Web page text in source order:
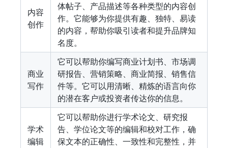
内容
创作
体帖子、产品描述等各种类型的内容创
作。它能够为你提供有趣、独特、易读
的内容，帮助你吸引读者和提升品牌知
名度。
商业
写作
它可以帮助你编写商业计划书、市场调
研报告、营销策略、商业简报、销售信
件等。它可以用清晰、精炼的语言向你
的潜在客户或投资者传达你的信息。
学术
编辑
它可以帮助你进行学术论文、研究报
告、学位论文等的编辑和校对工作，确
保文本的正确性、一致性和完整性，并